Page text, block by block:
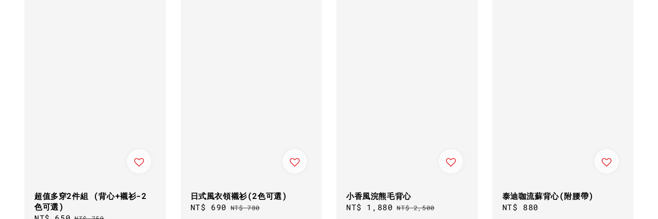
超值多穿2件組 (背心+襯衫-2
色可選)
日式風衣領襯衫(2色可選)
Sale
NT$ 690 Regular
NT$ 780
小香風浣熊毛背心
Sale
NT$ 1,880 Regular
NT$ 2,500
泰迪咖流蘇背心(附腰帶)
Regular
NT$ 880